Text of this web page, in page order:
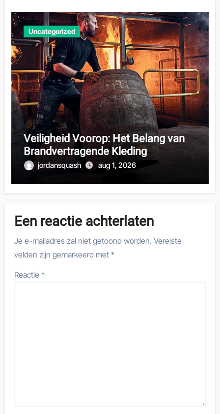
Uncategorized
Veiligheid Voorop: Het Belang van
Brandvertragende Kleding
jordansquash aug 1, 2026
Een reactie achterlaten
Je e-mailadres zal niet getoond worden. Vereiste
velden zijn gemarkeerd met*
Reactie*